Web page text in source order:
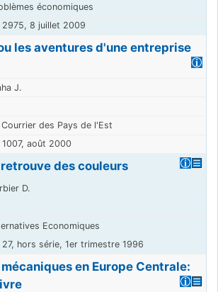
économiques
2975, 8 juillet 2009
les aventures d'une entreprise
J.
Courrier des Pays de l'Est
1007, août 2000
des couleurs
D.
Economiques
27, hors série, 1er trimestre 1996
en Europe Centrale: